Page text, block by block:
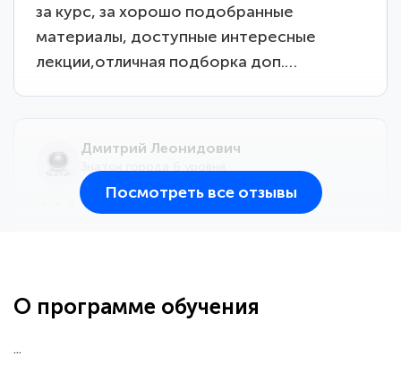
за курс, за хорошо подобранные
материалы, доступные интересные
лекции,отличная подборка доп.…
Дмитрий Леонидович
большое количество методических
Посмотреть все отзывы
О программе обучения
...